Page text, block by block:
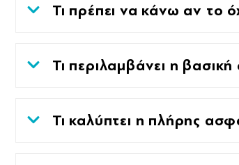
Τι πρέπει να κάνω αν το
Τι περιλαμβάνει η
Τι καλύπτει η πλήρης